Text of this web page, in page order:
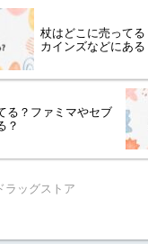
杖はどこに売ってる
カインズなどにある
る？ファミマやセブ
？
ラッグストア